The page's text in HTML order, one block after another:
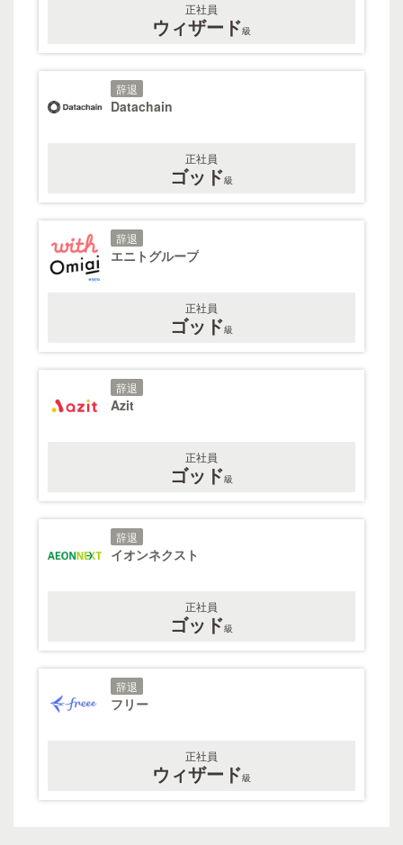
正社員
ウィザード級
辞退
Datachain
正社員
ゴッド級
辞退
エニトグループ
正社員
ゴッド級
辞退
Azit
正社員
ゴッド級
辞退
イオンネクスト
正社員
ゴッド級
辞退
フリー
正社員
ウィザード級